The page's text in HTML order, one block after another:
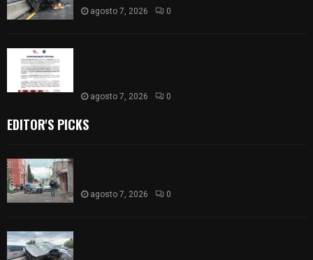
agosto 7, 2026 0
agosto 7, 2026 0
EDITOR'S PICKS
agosto 7, 2026 0